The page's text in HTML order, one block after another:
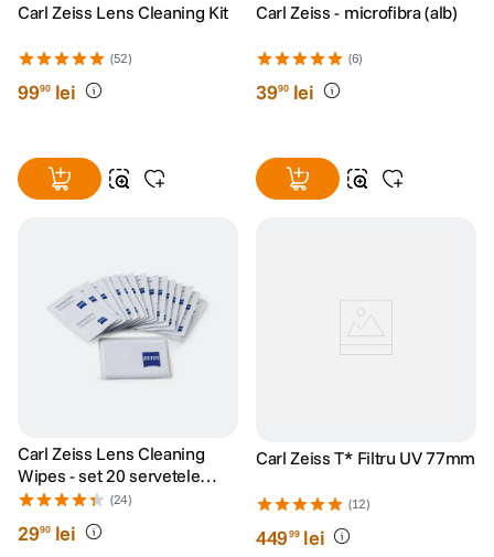
Carl Zeiss Lens Cleaning Kit
(52)
9990 lei
Carl Zeiss - microfibra (alb)
(6)
3990 lei
Carl Zeiss Lens Cleaning
Wipes - set 20 servetele
umede
(24)
2990 lei
Carl Zeiss T* Filtru UV 77mm
(12)
44999 lei